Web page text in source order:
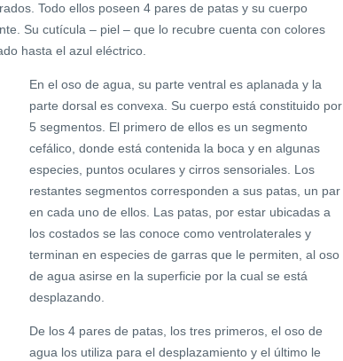
Todo ellos poseen 4 pares de patas y su cuerpo
Su cutícula – piel – que lo recubre cuenta con colores
hasta el azul eléctrico.
En el oso de agua, su parte ventral es aplanada y la
parte dorsal es convexa. Su cuerpo está constituido por
5 segmentos. El primero de ellos es un segmento
cefálico, donde está contenida la boca y en algunas
especies, puntos oculares y cirros sensoriales. Los
restantes segmentos corresponden a sus patas, un par
en cada uno de ellos. Las patas, por estar ubicadas a
los costados se las conoce como ventrolaterales y
terminan en especies de garras que le permiten, al oso
de agua asirse en la superficie por la cual se está
desplazando.
De los 4 pares de patas, los tres primeros, el oso de
agua los utiliza para el desplazamiento y el último le